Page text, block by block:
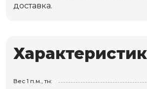
доставка.
Вес 1 п.м., тн: